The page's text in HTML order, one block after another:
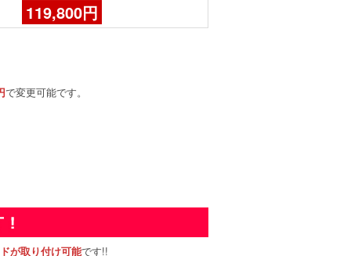
119,800円
で変更可能です。
が取り付け可能です!!